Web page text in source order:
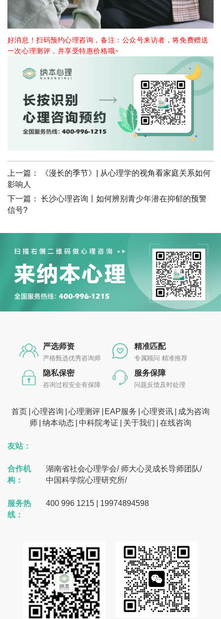
好消息！扫码预约心理咨询，备注：公众号来访者，将免费赠送
一次心理测评，并享受特惠价格哦~
上一篇：
《漫长的季节》| 从心理学的视角看家庭关系如何
影响人
下一篇： 长沙心理咨询丨如何辨别青少年潜在抑郁的预警
信号?
严选师资
严格甄选优秀咨询师
精准匹配
专属顾问 精准推荐
隐私保密
咨询过程安全有保障
服务保障
问题反馈及时处理
首页 心理咨询 心理测评 EAP服务 心理资讯
成为咨询
师 纳本动态 中科院考证 关于我们 在线咨询
友站：
合作机
构：
湖南省社会心理学会/ 师大心灵成长导师团队/
中国科学院心理研究所/
服务热
线：
400 996 1215 | 19974894598